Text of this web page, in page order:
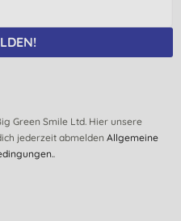
Green Smile Ltd. Hier unsere
jederzeit abmelden Allgemeine
.